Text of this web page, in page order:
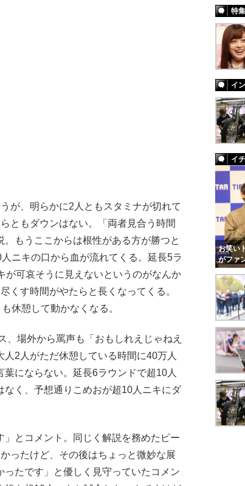
が、明らかに2人ともスタミナが切れて
ともダウンはない。「両者見合う時間
もうここからは根性がある方が勝つと
ニキの口から血が流れてくる。延長5ラ
が可哀そうに見えないというのがなんか
くす時間がやたらと長くなってくる。
休憩して動かなくなる。
、場外から罵声も「おもしれえじゃねえ
2人がただ休憩している時間に40万人
にならない。延長6ラウンドで超10人
く、予想通りこめおが超10人ニキにダ
とコメント。同じく解説を務めたピー
ったけど、その後はちょっと微妙な展
たです」と優しく見守っていたコメン
特集
イ
イ
お笑い
がファ